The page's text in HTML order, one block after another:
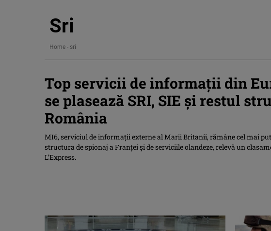
Sri
Home - sri
Top servicii de informații din
se plasează SRI, SIE și restul
România
MI6, serviciul de informații externe al Marii Britanii, rămâne cel mai
structura de spionaj a Franței și de serviciile olandeze, relevă un
L’Express.